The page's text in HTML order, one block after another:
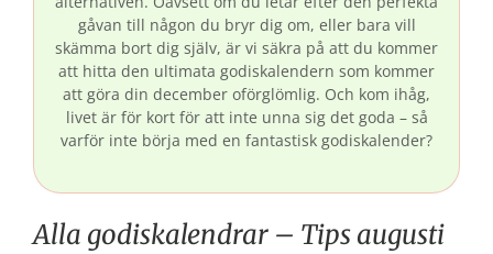
gåvan till någon du bryr dig om, eller bara vill
skämma bort dig själv, är vi säkra på att du kommer
att hitta den ultimata godiskalendern som kommer
att göra din december oförglömlig. Och kom ihåg,
livet är för kort för att inte unna sig det goda – så
varför inte börja med en fantastisk godiskalender?
Alla godiskalendrar – Tips augusti